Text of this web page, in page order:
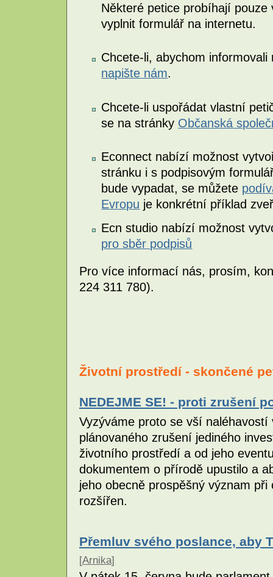
Některé petice probíhají
vyplnit formulář na internetu.
Chcete-li, abychom
napište nám.
Chcete-li uspořádat vlastní
se na stránky Občanská
Econnect nabízí možnost
stránku i s podpisovým
bude vypadat, se můžete
Evropu je konkrétní příklad
Ecn studio nabízí možnost
pro sběr podpisů
Pro více informací nás, prosím,
224 311 780).
Životní prostředí - skončené
NEDEJME SE! - proti zrušení
Vyzýváme proto se vší
plánovaného zrušení jediného
životního prostředí a od jeho
dokumentem o přírodě upustilo a
jeho obecně prospěšný význam
rozšířen.
Přemluv svého poslance, aby
[Arnika]